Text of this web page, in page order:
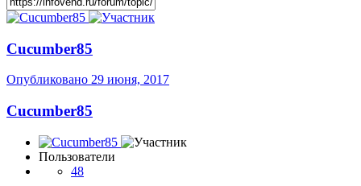
Cucumber85
Опубликовано 29 июня, 2017
Cucumber85
Пользователи
48